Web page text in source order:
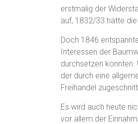
erstmalig der
auf, 1832/33 hätte die
Doch 1846
Interessen der
durchsetzen konnten.
der durch eine
Freihandel
Es wird auch heute
vor allem der